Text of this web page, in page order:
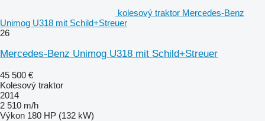
kolesový traktor Mercedes-Benz
Unimog U318 mit Schild+Streuer
26
Mercedes-Benz Unimog U318 mit Schild+Streuer
45 500 €
Kolesový traktor
2014
2 510 m/h
Výkon 180 HP (132 kW)